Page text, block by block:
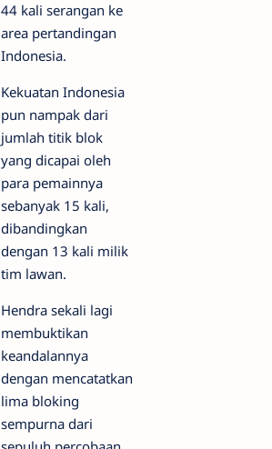
44 kali serangan ke
area pertandingan
Indonesia.
Kekuatan Indonesia
pun nampak dari
jumlah titik blok
yang dicapai oleh
para pemainnya
sebanyak 15 kali,
dibandingkan
dengan 13 kali milik
tim lawan.
Hendra sekali lagi
membuktikan
keandalannya
dengan mencatatkan
lima bloking
sempurna dari